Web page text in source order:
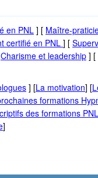
en PNL] [ Maître-
certifié en PNL ] [
Charisme et leadership ] [
] [La motivation] [
formations
des formations PNL
]